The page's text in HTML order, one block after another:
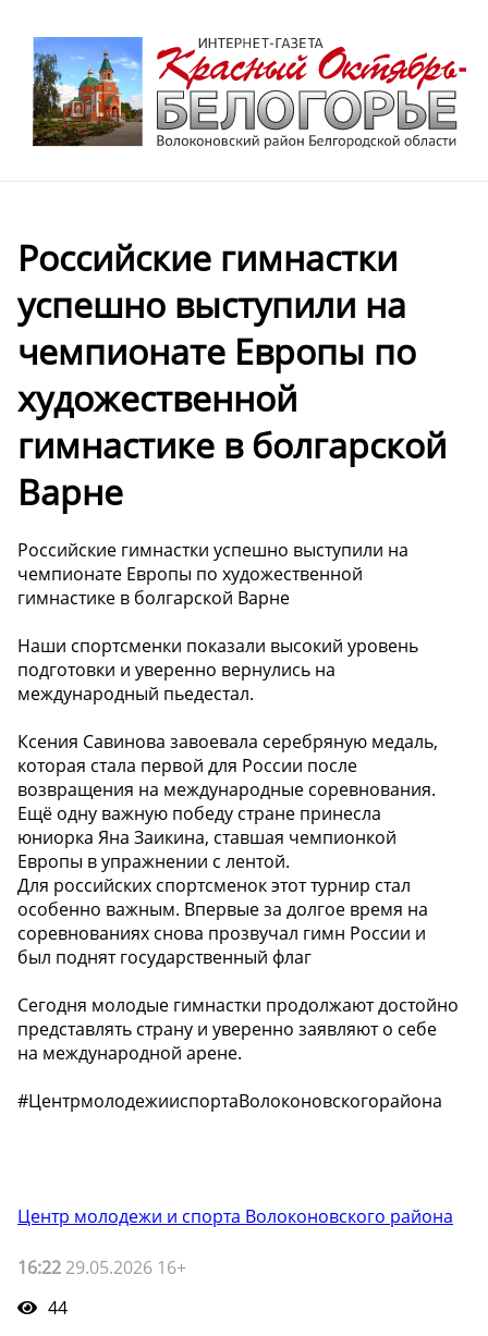
Российские гимнастки
успешно выступили на
чемпионате Европы по
художественной
гимнастике в болгарской
Варне
Российские гимнастки успешно выступили на
чемпионате Европы по художественной
гимнастике в болгарской Варне
Наши спортсменки показали высокий уровень
подготовки и уверенно вернулись на
международный пьедестал.
Ксения Савинова завоевала серебряную медаль,
которая стала первой для России после
возвращения на международные соревнования.
Ещё одну важную победу стране принесла
юниорка Яна Заикина, ставшая чемпионкой
Европы в упражнении с лентой.
Для российских спортсменок этот турнир стал
особенно важным. Впервые за долгое время на
соревнованиях снова прозвучал гимн России и
был поднят государственный флаг
Сегодня молодые гимнастки продолжают достойно
представлять страну и уверенно заявляют о себе
на международной арене.
#ЦентрмолодежииспортаВолоконовскогорайона
Центр молодежи и спорта Волоконовского района
16:22 29.05.2026 16+
44